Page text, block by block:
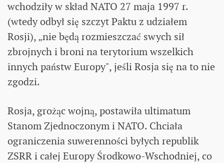
wchodziły w skład NATO 27 maja 1997 r.
(wtedy odbył się szczyt Paktu z udziałem
Rosji), „nie będą rozmieszczać swych sił
zbrojnych i broni na terytorium wszelkich
innych państw Europy", jeśli Rosja się na to nie
zgodzi.
Rosja, grożąc wojną, postawiła ultimatum
Stanom Zjednoczonym i NATO. Chciała
ograniczenia suwerenności byłych republik
ZSRR i całej Europy Środkowo-Wschodniej, co